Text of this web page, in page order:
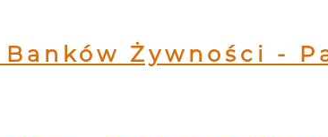
Żywności -